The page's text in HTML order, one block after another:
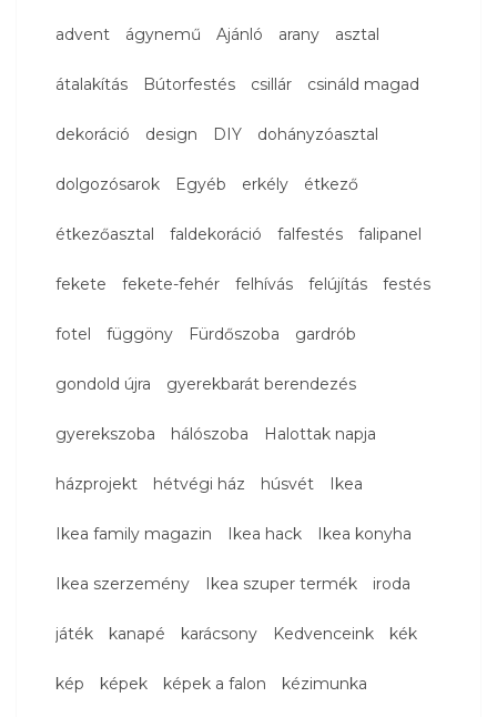
advent ágynemű Ajánló arany asztal
átalakítás Bútorfestés csillár csináld magad
dekoráció design DIY dohányzóasztal
dolgozósarok Egyéb erkély étkező
étkezőasztal faldekoráció falfestés falipanel
fekete fekete-fehér felhívás felújítás festés
fotel függöny Fürdőszoba gardrób
gondold újra gyerekbarát berendezés
gyerekszoba hálószoba Halottak napja
házprojekt hétvégi ház húsvét Ikea
Ikea family magazin Ikea hack Ikea konyha
Ikea szerzemény Ikea szuper termék iroda
játék kanapé karácsony Kedvenceink kék
kép képek képek a falon kézimunka